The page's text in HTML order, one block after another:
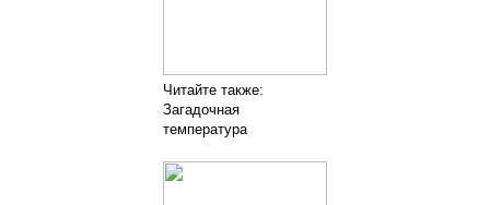
Читайте также:
Загадочная
температура